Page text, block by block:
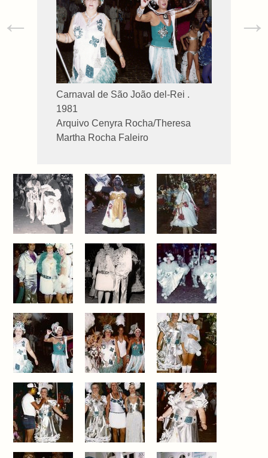
Carnaval de São João del-Rei .
1981
Arquivo Cenyra Rocha/Theresa
Martha Rocha Faleiro
← →